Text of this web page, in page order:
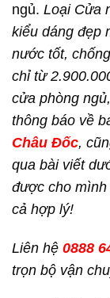
ngủ. Loại Cửa
kiểu dáng đẹp
nước tốt,
chỉ từ
cửa phòng
thông báo về
Châu Đốc,
qua bài viết
được cho
cả hợp lý!
Liên hệ 0888
trọn bộ vận